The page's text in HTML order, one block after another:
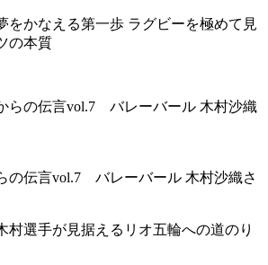
をかなえる第一歩 ラグビーを極めて見
の本質
の伝言vol.7 バレーバール 木村沙織さ
村選手が見据えるリオ五輪への道のり